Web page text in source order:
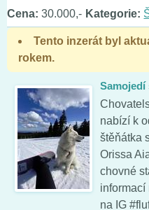
Cena: 30.000,- Kategorie:
Tento inzerát byl
rokem.
Samojedí
nabízí k
štěňátka
Orissa
chovné
informací
na IG